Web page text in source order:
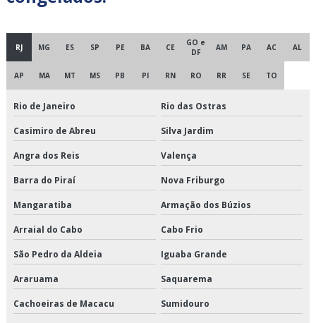
Cross docking fornecedores
Cross docking logística
Cross docking transporte
Cross docking valor
Crossdocking em são paulo
Crossdocking em sp
Crossdocking preço
Crossdocking valor
Distribuição de alimentos climatizados em sp
RJ MG ES SP PE BA CE
GO e
DF
AM PA AC AL
AP MA MT MS PB PI RN RO RR SE TO
Rio de Janeiro Rio das Ostras
Casimiro de Abreu Silva Jardim
Angra dos Reis Valença
Barra do Piraí Nova Friburgo
Mangaratiba Armação dos Búzios
Arraial do Cabo Cabo Frio
São Pedro da Aldeia Iguaba Grande
Araruama Saquarema
Cachoeiras de Macacu Sumidouro